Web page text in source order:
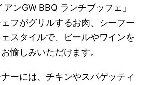
アンGW BBQ ランチブッフェ」
フがグリルするお肉、シーフー
スタイルで、ビールやワインを
愉しみいただけます。
ーには、チキンやスパゲッティ